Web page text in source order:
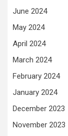
June 2024
May 2024
April 2024
March 2024
February 2024
January 2024
December 2023
November 2023